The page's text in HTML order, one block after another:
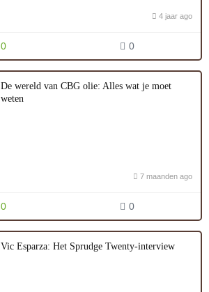
4 jaar ago
0 0
De wereld van CBG olie: Alles wat je moet
weten
7 maanden ago
0 0
Vic Esparza: Het Sprudge Twenty-interview